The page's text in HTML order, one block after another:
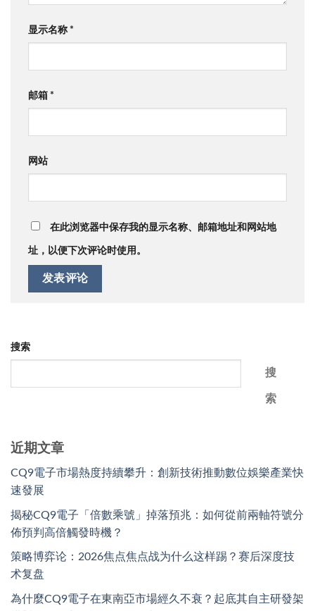
显示名称 *
邮箱 *
网站
在此浏览器中保存我的显示名称、邮箱地址和网站地
址，以便下次评论时使用。
搜索
搜
索
近期文章
CQ9電子市場熱度持續攀升：創新技術推動數位娛樂產業快
速發展
揭秘CQ9電子「倍數乘號」掉落預兆：如何從前兩軸符號分
佈預判高倍觸發時機？
策略博弈论：2026焦点焦点战为什么这样踢？赛后深度技
术复盘
為什麼CQ9電子在東南亞市場經久不衰？起底其自主研發架